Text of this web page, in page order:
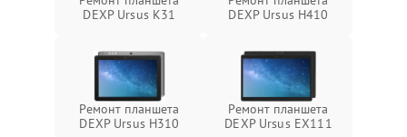
DEXP Ursus K31
DEXP Ursus H410
Ремонт планшета
DEXP Ursus H310
Ремонт планшета
DEXP Ursus EX111